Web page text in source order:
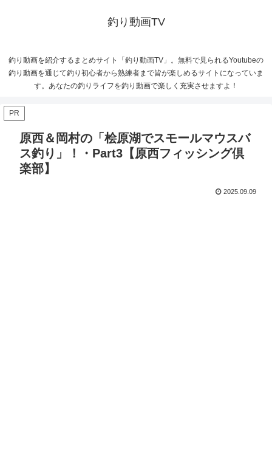
釣り動画TV
釣り動画を紹介するまとめサイト「釣り動画TV」。無料で見られるYoutubeの
釣り動画を通じて釣り初心者から熟練者まで皆が楽しめるサイトになっていま
す。あなたの釣りライフを釣り動画で楽しく充実させますよ！
PR
原西＆岡村の「桧原湖でスモールマウスバ
ス釣り」！・Part3【原西フィッシング倶
楽部】
2025.09.09